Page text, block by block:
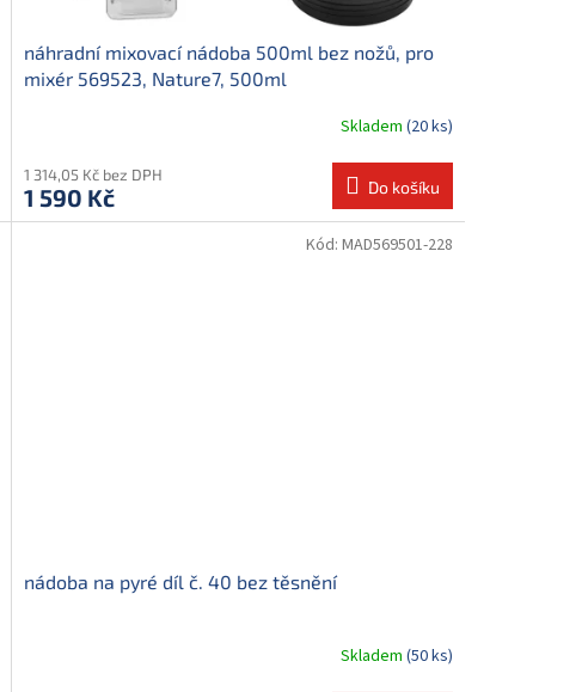
náhradní mixovací nádoba 500ml bez nožů, pro
mixér 569523, Nature7, 500ml
Skladem (20 ks)
1 314,05 Kč bez DPH
1 590 Kč Do košíku
nádoba na pyré díl č. 40 bez těsnění
Skladem (50 ks)
Kód: MAD569501-228